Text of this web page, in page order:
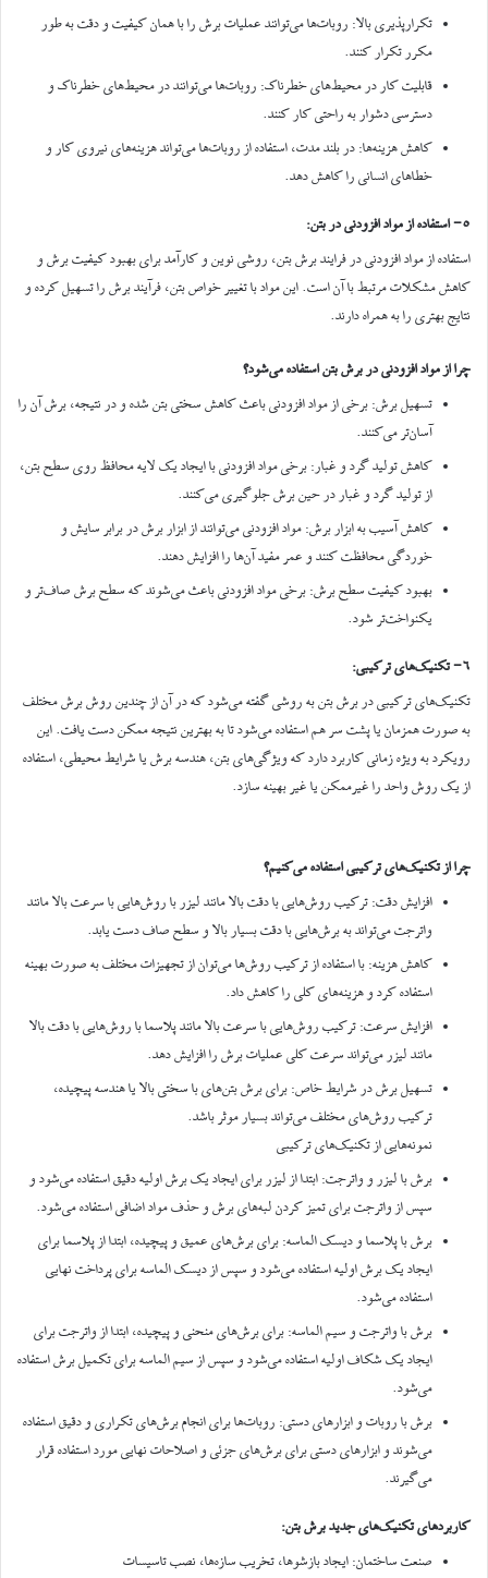
تکرارپذیری بالا: روبات‌ها می‌توانند عملیات برش را با همان کیفیت و دقت به طور
مکرر تکرار کنند.
قابلیت کار در محیط‌های خطرناک: روبات‌ها می‌توانند در محیط‌های خطرناک و
دسترسی دشوار به راحتی کار کنند.
کاهش هزینه‌ها: در بلند مدت، استفاده از روبات‌ها می‌تواند هزینه‌های نیروی کار و
خطاهای انسانی را کاهش دهد.
5- استفاده از مواد افزودنی در بتن:
استفاده از مواد افزودنی در فرایند برش بتن، روشی نوین و کارآمد برای بهبود کیفیت برش و
کاهش مشکلات مرتبط با آن است. این مواد با تغییر خواص بتن، فرآیند برش را تسهیل کرده و
نتایج بهتری را به همراه دارند.
چرا از مواد افزودنی در برش بتن استفاده می‌شود؟
تسهیل برش: برخی از مواد افزودنی باعث کاهش سختی بتن شده و در نتیجه، برش آن را
آسان‌تر می‌کنند.
کاهش تولید گرد و غبار: برخی مواد افزودنی با ایجاد یک لایه محافظ روی سطح بتن،
از تولید گرد و غبار در حین برش جلوگیری می‌کنند.
کاهش آسیب به ابزار برش: مواد افزودنی می‌توانند از ابزار برش در برابر سایش و
خوردگی محافظت کنند و عمر مفید آن‌ها را افزایش دهند.
بهبود کیفیت سطح برش: برخی مواد افزودنی باعث می‌شوند که سطح برش صاف‌تر و
یکنواخت‌تر شود.
6- تکنیک‌های ترکیبی:
تکنیک‌های ترکیبی در برش بتن به روشی گفته می‌شود که در آن از چندین روش برش مختلف
به صورت همزمان یا پشت سر هم استفاده می‌شود تا به بهترین نتیجه ممکن دست یافت. این
رویکرد به ویژه زمانی کاربرد دارد که ویژگی‌های بتن، هندسه برش یا شرایط محیطی، استفاده
از یک روش واحد را غیرممکن یا غیر بهینه سازد.
چرا از تکنیک‌های ترکیبی استفاده می‌کنیم؟
افزایش دقت: ترکیب روش‌هایی با دقت بالا مانند لیزر با روش‌هایی با سرعت بالا مانند
واترجت می‌تواند به برش‌هایی با دقت بسیار بالا و سطح صاف دست یابد.
کاهش هزینه: با استفاده از ترکیب روش‌ها می‌توان از تجهیزات مختلف به صورت بهینه
استفاده کرد و هزینه‌های کلی را کاهش داد.
افزایش سرعت: ترکیب روش‌هایی با سرعت بالا مانند پلاسما با روش‌هایی با دقت بالا
مانند لیزر می‌تواند سرعت کلی عملیات برش را افزایش دهد.
تسهیل برش در شرایط خاص: برای برش بتن‌های با سختی بالا یا هندسه پیچیده،
ترکیب روش‌های مختلف می‌تواند بسیار موثر باشد.
نمونه‌هایی از تکنیک‌های ترکیبی
برش با لیزر و واترجت: ابتدا از لیزر برای ایجاد یک برش اولیه دقیق استفاده می‌شود و
سپس از واترجت برای تمیز کردن لبه‌های برش و حذف مواد اضافی استفاده می‌شود.
برش با پلاسما و دیسک الماسه: برای برش‌های عمیق و پیچیده، ابتدا از پلاسما برای
ایجاد یک برش اولیه استفاده می‌شود و سپس از دیسک الماسه برای پرداخت نهایی
استفاده می‌شود.
برش با واترجت و سیم الماسه: برای برش‌های منحنی و پیچیده، ابتدا از واترجت برای
ایجاد یک شکاف اولیه استفاده می‌شود و سپس از سیم الماسه برای تکمیل برش استفاده
می‌شود.
برش با روبات و ابزارهای دستی: روبات‌ها برای انجام برش‌های تکراری و دقیق استفاده
می‌شوند و ابزارهای دستی برای برش‌های جزئی و اصلاحات نهایی مورد استفاده قرار
می‌گیرند.
کاربردهای تکنیک‌های جدید برش بتن:
صنعت ساختمان: ایجاد بازشوها، تخریب سازه‌ها، نصب تاسیسات